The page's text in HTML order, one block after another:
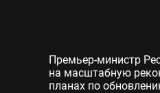
Премьер-министр
на масштабную
планах по